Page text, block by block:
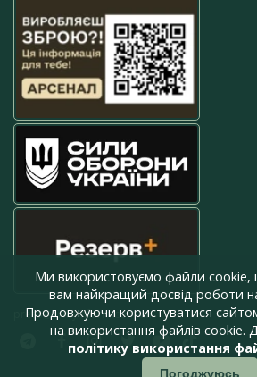
press@armyinform.com.ua
Ми використовуємо файли cookie,
вам найкращий досвід роботи
Продовжуючи користуватися
на використання файлів cookie.
політику використання
Погоджуюсь